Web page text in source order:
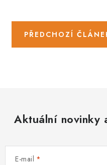
PŘEDCHOZÍ
Aktuální novinky
E-mail